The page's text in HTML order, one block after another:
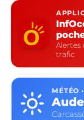
Alertes
trafic
MÉTÉO
Aude